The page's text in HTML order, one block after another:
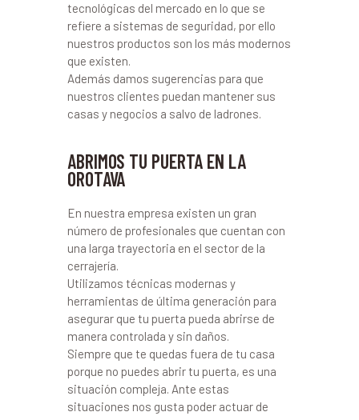
tecnológicas del mercado en lo que se
refiere a sistemas de seguridad, por ello
nuestros productos son los más modernos
que existen.
Además damos sugerencias para que
nuestros clientes puedan mantener sus
casas y negocios a salvo de ladrones.
ABRIMOS TU PUERTA EN LA
OROTAVA
En nuestra empresa existen un gran
número de profesionales que cuentan con
una larga trayectoria en el sector de la
cerrajería.
Utilizamos técnicas modernas y
herramientas de última generación para
asegurar que tu puerta pueda abrirse de
manera controlada y sin daños.
Siempre que te quedas fuera de tu casa
porque no puedes abrir tu puerta, es una
situación compleja. Ante estas
situaciones nos gusta poder actuar de